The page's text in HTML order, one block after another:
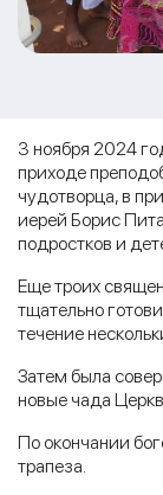
3 ноября 2024
приходе
чудотворца, в
иерей Борис
подростков и
Еще троих
тщательно
течение
Затем была
новые чада
По окончании
трапеза.